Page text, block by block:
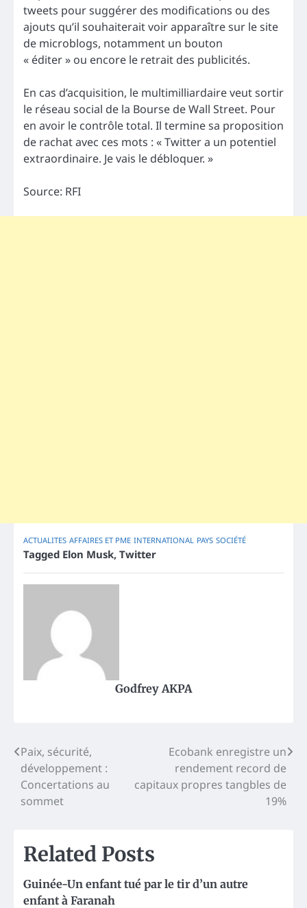
tweets pour suggérer des modifications ou des
ajouts qu’il souhaiterait voir apparaître sur le site
de microblogs, notamment un bouton
« éditer » ou encore le retrait des publicités.
En cas d’acquisition, le multimilliardaire veut sortir
le réseau social de la Bourse de Wall Street. Pour
en avoir le contrôle total. Il termine sa proposition
de rachat avec ces mots : « Twitter a un potentiel
extraordinaire. Je vais le débloquer. »
Source: RFI
ACTUALITES AFFAIRES ET PME INTERNATIONAL PAYS SOCIÉTÉ
Tagged Elon Musk, Twitter
Godfrey AKPA
Post
navigation
Paix, sécurité,
développement :
Concertations au
sommet
Ecobank enregistre un
rendement record de
capitaux propres tangbles de
19%
Related Posts
Guinée-Un enfant tué par le tir d’un autre
enfant à Faranah